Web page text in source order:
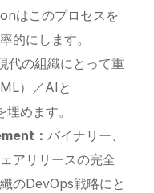
はこのプロセスを
的にします。
代の組織にとって重
）／AIと
めます。
：バイナリー、
アリリースの完全
のDevOps戦略にと